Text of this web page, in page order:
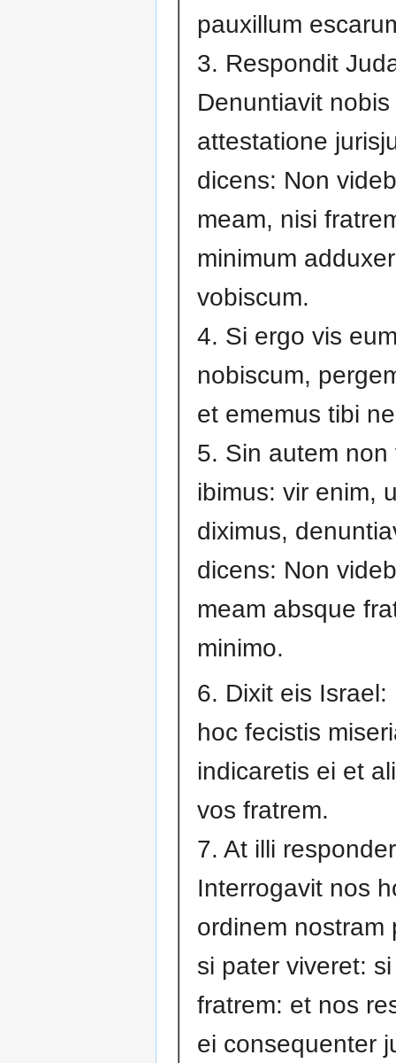
pauxillum
3. Respondit
Denuntiavit
attestatione
dicens: Non
meam, nisi
minimum
vobiscum.
4. Si ergo vis
nobiscum,
et ememus tibi
5. Sin autem non
ibimus: vir enim,
diximus,
dicens: Non
meam absque
minimo.
6. Dixit eis Israel:
hoc fecistis
indicaretis ei et
vos fratrem.
7. At illi
Interrogavit nos
ordinem nostram
si pater viveret:
fratrem: et nos
ei consequenter